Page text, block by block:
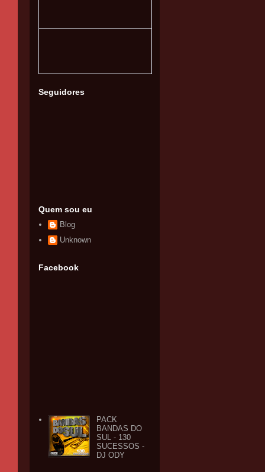
Seguidores
Quem sou eu
Blog
Unknown
Facebook
PACK
BANDAS DO
SUL - 130
SUCESSOS -
DJ ODY